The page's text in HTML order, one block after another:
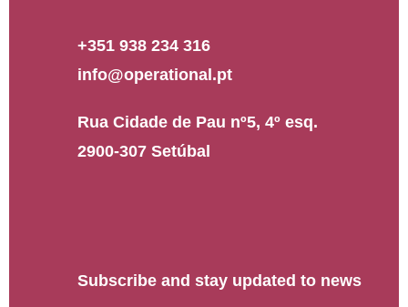
+351 938 234 316
info@operational.pt
Rua Cidade de Pau nº5, 4º esq.
2900-307 Setúbal
Subscribe and stay updated to news